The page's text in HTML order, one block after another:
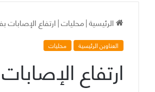
الرئيسية|محليات|ارتفاع
العناوين الرئيسية محليات
ارتفاع